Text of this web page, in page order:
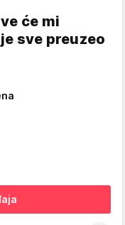
će mi
sve preuzeo